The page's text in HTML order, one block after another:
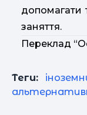
допомагати
заняття.
Переклад
Теги: